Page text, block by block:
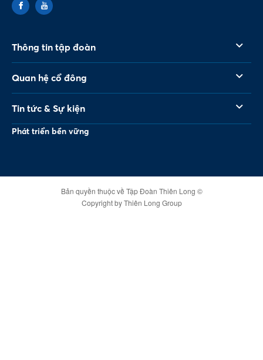
Thông tin tập đoàn
Quan hệ cổ đông
Tin tức & Sự kiện
Phát triển bền vững
Bản quyền thuộc về Tập Đoàn Thiên Long ©
Copyright by Thiên Long Group